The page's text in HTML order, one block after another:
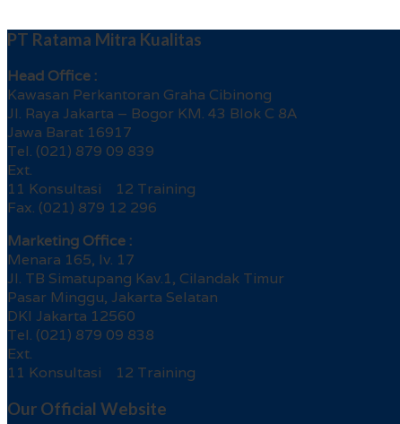
PT Ratama Mitra Kualitas
Head Office :
Kawasan Perkantoran Graha Cibinong
Jl. Raya Jakarta – Bogor KM. 43 Blok C 8A
Jawa Barat 16917
Tel. (021) 879 09 839
Ext.
11 Konsultasi 12 Training
Fax. (021) 879 12 296
Marketing Office :
Menara 165, lv. 17
Jl. TB Simatupang Kav.1, Cilandak Timur
Pasar Minggu, Jakarta Selatan
DKI Jakarta 12560
Tel. (021) 879 09 838
Ext.
11 Konsultasi 12 Training
Our Official Website